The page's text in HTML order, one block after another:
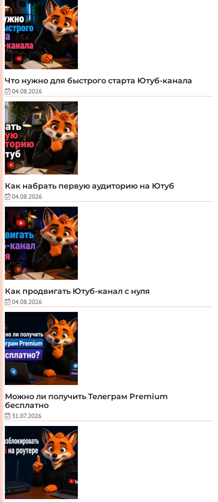
Что нужно для быстрого старта Ютуб-канала
04.08.2026
Как набрать первую аудиторию на Ютуб
04.08.2026
Как продвигать Ютуб-канал с нуля
04.08.2026
Можно ли получить Телеграм Premium
бесплатно
31.07.2026